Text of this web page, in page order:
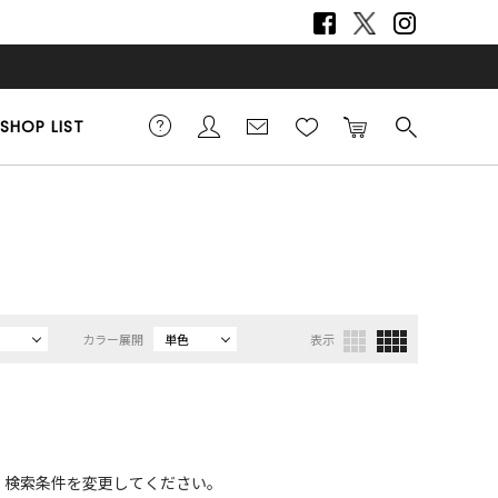
SHOP LIST
カラー展開 単色 表示
索条件を変更してください。